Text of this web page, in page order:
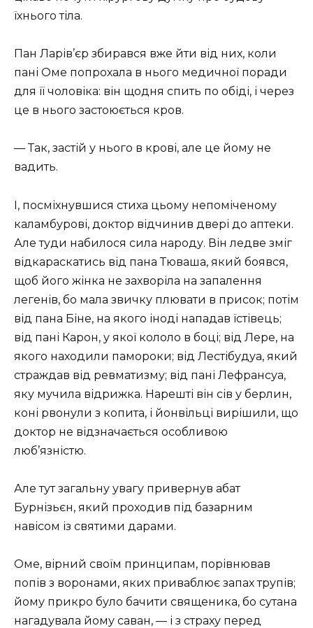
їхнього тіла.
Пан Ларів’єр збирався вже йти від них, коли
пані Оме попрохала в нього медичної поради
для її чоловіка: він щодня спить по обіді, і через
це в нього застоюється кров.
— Так, застій у нього в крові, але це йому не
вадить.
І, посміхнувшися стиха цьому непоміченому
каламбурові, доктор відчинив двері до аптеки.
Але туди набилося сила народу. Він ледве зміг
відкараскатись від пана Тюваша, який боявся,
щоб його жінка не захворіла на запалення
легенів, бо мала звичку плювати в присок; потім
від пана Біне, на якого іноді нападав їстівець;
від пані Карон, у якої кололо в боці; від Лере, на
якого находили памороки; від Лестібудуа, який
страждав від ревматизму; від пані Лефрансуа,
яку мучила відрижка. Нарешті він сів у берлин,
коні рвонули з копита, і йонвільці вирішили, що
доктор не відзначається особливою
люб’язністю.
Але тут загальну увагу привернув абат
Бурнізьєн, який проходив під базарним
навісом із святими дарами.
Оме, вірний своїм принципам, порівнював
попів з воронами, яких приваблює запах трупів;
йому прикро було бачити священика, бо сутана
нагадувала йому саван, — і з страху перед